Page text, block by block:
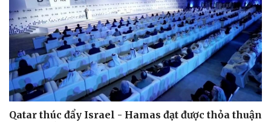
Qatar thúc đẩy Israel - Hamas đạt được thỏa thuận